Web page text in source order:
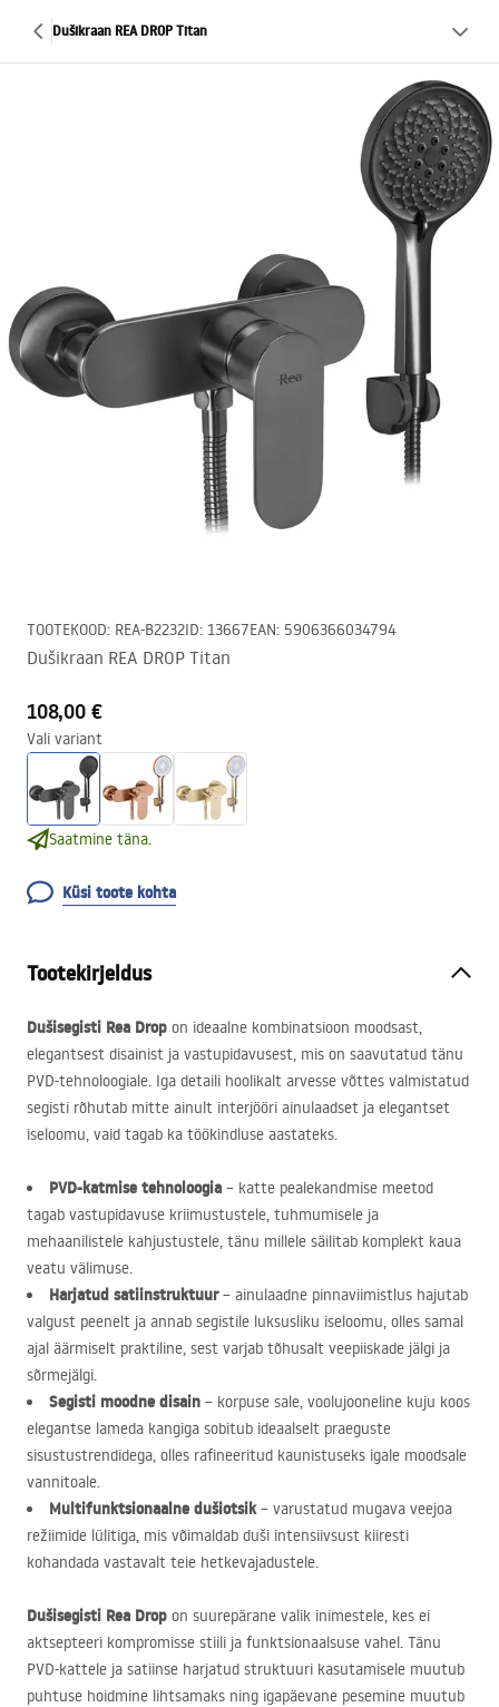
Dušikraan REA DROP Titan
TOOTEKOOD: REA-B2232ID: 13667EAN: 5906366034794
Dušikraan REA DROP Titan
108,00 €
Vali variant
Saatmine täna.
Küsi toote kohta
Tootekirjeldus
Dušisegisti Rea Drop on ideaalne kombinatsioon moodsast,
elegantsest disainist ja vastupidavusest, mis on saavutatud tänu
PVD-tehnoloogiale. Iga detaili hoolikalt arvesse võttes valmistatud
segisti rõhutab mitte ainult interjööri ainulaadset ja elegantset
iseloomu, vaid tagab ka töökindluse aastateks.
PVD-katmise tehnoloogia – katte pealekandmise meetod
tagab vastupidavuse kriimustustele, tuhmumisele ja
mehaanilistele kahjustustele, tänu millele säilitab komplekt kaua
veatu välimuse.
Harjatud satiinstruktuur– ainulaadne pinnaviimistlus hajutab
valgust peenelt ja annab segistile luksusliku iseloomu, olles samal
ajal äärmiselt praktiline, sest varjab tõhusalt veepiiskade jälgi ja
sõrmejälgi.
Segisti moodne disain – korpuse sale, voolujooneline kuju koos
elegantse lameda kangiga sobitub ideaalselt praeguste
sisustustrendidega, olles rafineeritud kaunistuseks igale moodsale
vannitoale.
Multifunktsionaalne dušiotsik– varustatud mugava veejoa
režiimide lülitiga, mis võimaldab duši intensiivsust kiiresti
kohandada vastavalt teie hetkevajadustele.
Dušisegisti Rea Drop on suurepärane valik inimestele, kes ei
aktsepteeri kompromisse stiili ja funktsionaalsuse vahel. Tänu
PVD-kattele ja satiinse harjatud struktuuri kasutamisele muutub
puhtuse hoidmine lihtsamaks ning igapäevane pesemine muutub